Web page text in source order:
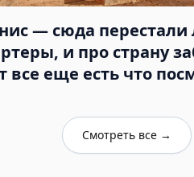
— сюда перестали
и про страну
все еще есть что
Смотреть все→